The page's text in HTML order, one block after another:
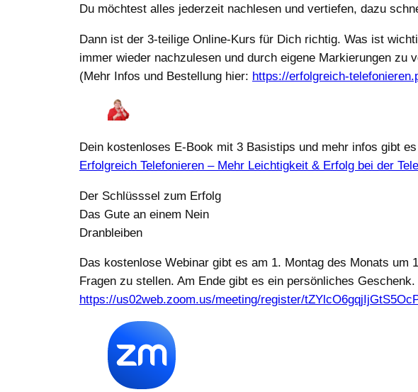
Du möchtest alles jederzeit nachlesen und vertiefen, dazu
Dann ist der 3-teilige Online-Kurs für Dich richtig. Was ist
immer wieder nachzulesen und durch eigene Markierungen zu
(Mehr Infos und Bestellung hier: https://erfolgreich-
Dein kostenloses E-Book mit 3 Basistips und mehr infos gibt
Erfolgreich Telefonieren – Mehr Leichtigkeit & Erfolg bei der
Der Schlüsssel zum Erfolg
Das Gute an einem Nein
Dranbleiben
Das kostenlose Webinar gibt es am 1. Montag des Monats
Fragen zu stellen. Am Ende gibt es ein persönliches Geschenk.
https://us02web.zoom.us/meeting/register/